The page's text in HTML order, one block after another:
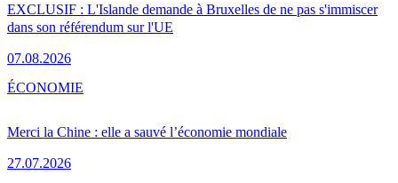
EXCLUSIF : L'Islande demande à Bruxelles de ne pas s'immiscer
dans son référendum sur l'UE
07.08.2026
Merci la Chine : elle a sauvé l’économie mondiale
27.07.2026
ÉCONOMIE